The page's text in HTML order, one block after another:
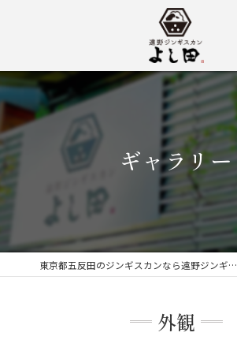
ギャラリー
東京都五反田のジンギスカンなら遠野ジンギスカン よし田
外観